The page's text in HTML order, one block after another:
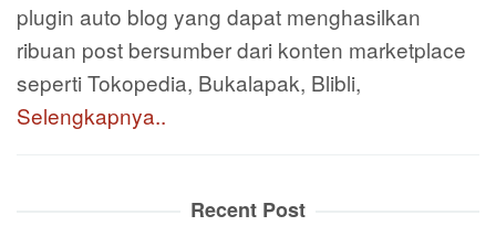
plugin auto blog yang dapat menghasilkan
ribuan post bersumber dari konten marketplace
seperti Tokopedia, Bukalapak, Blibli,
Selengkapnya..
Recent Post